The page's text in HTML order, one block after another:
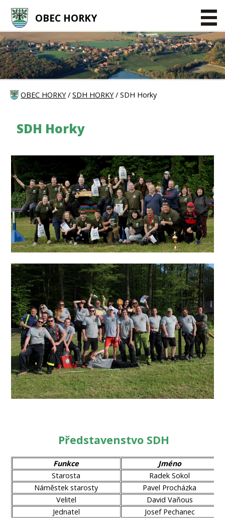
OBEC HORKY
OBEC HORKY/SDH HORKY/ SDH Horky
SDH Horky
Představenstvo SDH
Funkce
Jméno
Starosta
Radek Sokol
Náměstek starosty
Pavel Procházka
Velitel
David Vaňous
Jednatel
Josef Pechanec